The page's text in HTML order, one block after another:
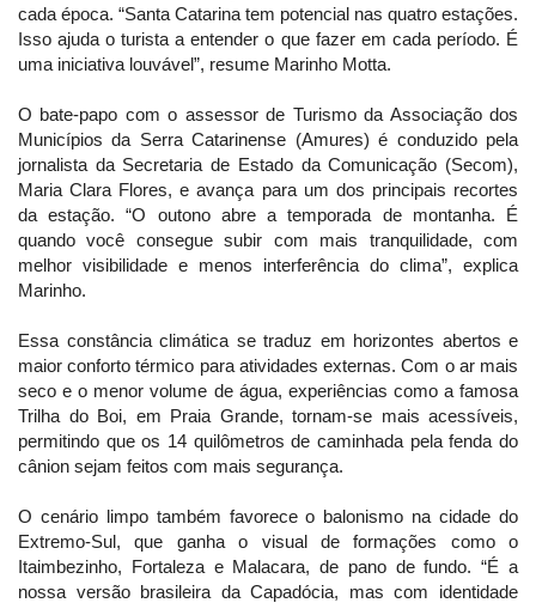
cada época. “Santa Catarina tem potencial nas quatro estações.
Isso ajuda o turista a entender o que fazer em cada período. É
uma iniciativa louvável”, resume Marinho Motta.
O bate-papo com o assessor de Turismo da Associação dos
Municípios da Serra Catarinense (Amures) é conduzido pela
jornalista da Secretaria de Estado da Comunicação (Secom),
Maria Clara Flores, e avança para um dos principais recortes
da estação. “O outono abre a temporada de montanha. É
quando você consegue subir com mais tranquilidade, com
melhor visibilidade e menos interferência do clima”, explica
Marinho.
Essa constância climática se traduz em horizontes abertos e
maior conforto térmico para atividades externas. Com o ar mais
seco e o menor volume de água, experiências como a famosa
Trilha do Boi, em Praia Grande, tornam-se mais acessíveis,
permitindo que os 14 quilômetros de caminhada pela fenda do
cânion sejam feitos com mais segurança.
O cenário limpo também favorece o balonismo na cidade do
Extremo-Sul, que ganha o visual de formações como o
Itaimbezinho, Fortaleza e Malacara, de pano de fundo. “É a
nossa versão brasileira da Capadócia, mas com identidade